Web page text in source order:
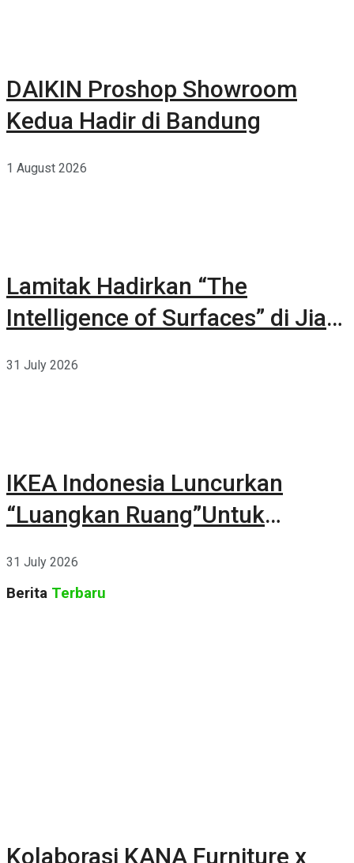
DAIKIN Proshop Showroom
Kedua Hadir di Bandung
1 August 2026
Lamitak Hadirkan “The
Intelligence of Surfaces” di Jia
31 July 2026
IKEA Indonesia Luncurkan
“Luangkan Ruang”Untuk
31 July 2026
Berita Terbaru
Kolaborasi KANA Furniture x